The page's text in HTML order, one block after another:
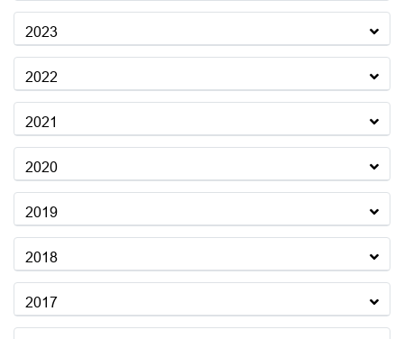
2023
2022
2021
2020
2019
2018
2017